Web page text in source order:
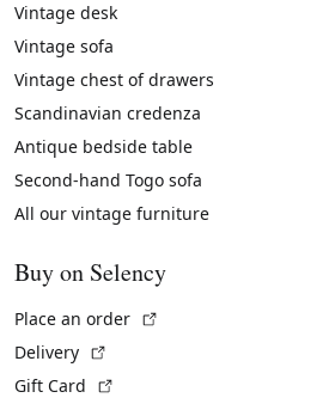
Vintage desk
Vintage sofa
Vintage chest of drawers
Scandinavian credenza
Antique bedside table
Second-hand Togo sofa
All our vintage furniture
Buy on Selency
Place an order
Delivery
Gift Card